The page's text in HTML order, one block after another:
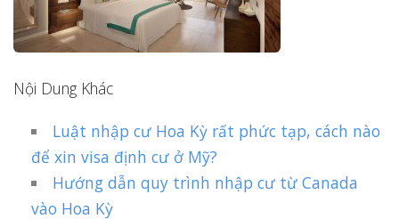
Nội Dung Khác
Luật nhập cư Hoa Kỳ rất phức tạp, cách nào
để xin visa định cư ở Mỹ?
Hướng dẫn quy trình nhập cư từ Canada
vào Hoa Kỳ